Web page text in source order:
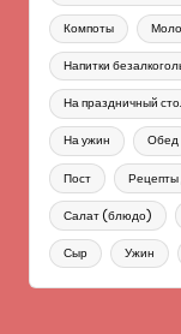
Компоты
Напитки
На праздничный
На ужин Обед
Пост
Салат (блюдо)
Сыр Ужин